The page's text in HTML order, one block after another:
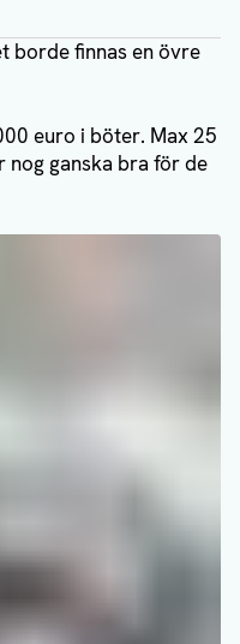
borde finnas en övre
euro i böter. Max 25
ganska bra för de